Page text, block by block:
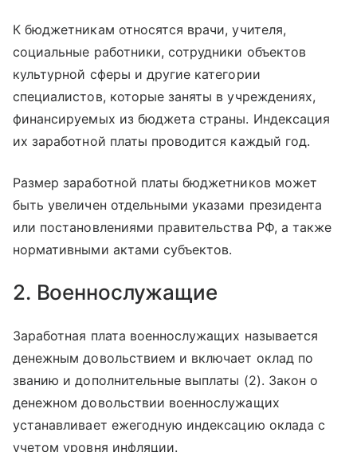
К бюджетникам относятся врачи, учителя,
социальные работники, сотрудники объектов
культурной сферы и другие категории
специалистов, которые заняты в учреждениях,
финансируемых из бюджета страны. Индексация
их заработной платы проводится каждый год.
Размер заработной платы бюджетников может
быть увеличен отдельными указами президента
или постановлениями правительства РФ, а также
нормативными актами субъектов.
2. Военнослужащие
Заработная плата военнослужащих называется
денежным довольствием и включает оклад по
званию и дополнительные выплаты (2). Закон о
денежном довольствии военнослужащих
устанавливает ежегодную индексацию оклада с
учетом уровня инфляции.